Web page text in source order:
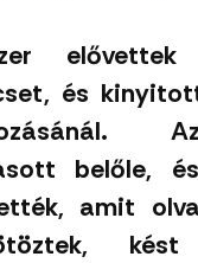
és
belőle,
amit